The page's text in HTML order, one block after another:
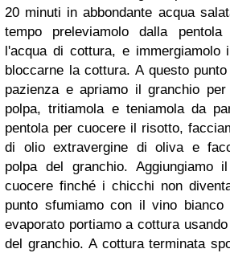
20 minuti in abbondante acqua
tempo preleviamolo dalla
l'acqua di cottura, e immergiamolo
bloccarne la cottura. A questo
pazienza e apriamo il granchio
polpa, tritiamola e teniamola da
pentola per cuocere il risotto,
di olio extravergine di oliva e
polpa del granchio. Aggiungiamo
cuocere finché i chicchi non
punto sfumiamo con il vino bianco
evaporato portiamo a cottura
del granchio. A cottura terminata